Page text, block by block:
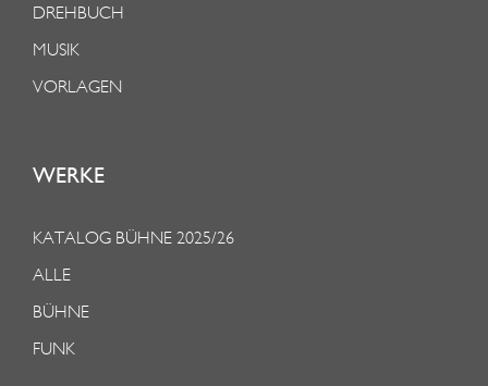
DREHBUCH
MUSIK
VORLAGEN
WERKE
KATALOG BÜHNE 2025/26
ALLE
BÜHNE
FUNK